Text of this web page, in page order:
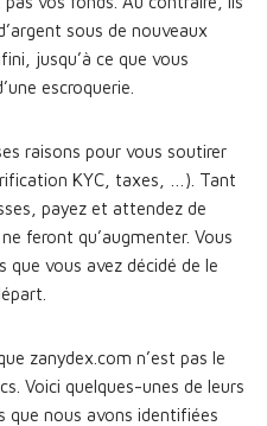
sous de nouveaux
jusqu’à ce que vous
escroquerie.
raisons pour vous soutirer
KYC, taxes, …). Tant
payez et attendez de
feront qu’augmenter. Vous
que vous avez décidé de le
zanydex.com n’est pas le
Voici quelques-unes de leurs
que nous avons identifiées